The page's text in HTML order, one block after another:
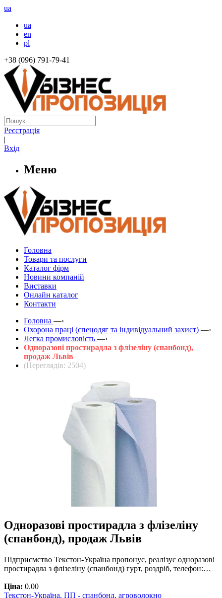
ua
ua
en
pl
+38 (096) 791-79-41
Реєстрація
|
Вхід
Меню
Головна
Товари та послуги
Каталог фірм
Новини компаній
Виставки
Онлайн каталог
Контакти
Головна —›
Охорона праці (спецодяг та індивідуальний захист) —›
Легка промисловість —›
Одноразові простирадла з флізеліну (спанбонд),
продаж Львів
(Переглядів: 2504)
Одноразові простирадла з флізеліну
(спанбонд), продаж Львів
Підприємство Текстон-Україна пропонує, реалізує одноразові
простирадла з флізеліну (спанбонд) гурт, роздріб, телефон:…
Ціна: 0.00
Текстон-Україна, ПП - спанбонд, агроволокно